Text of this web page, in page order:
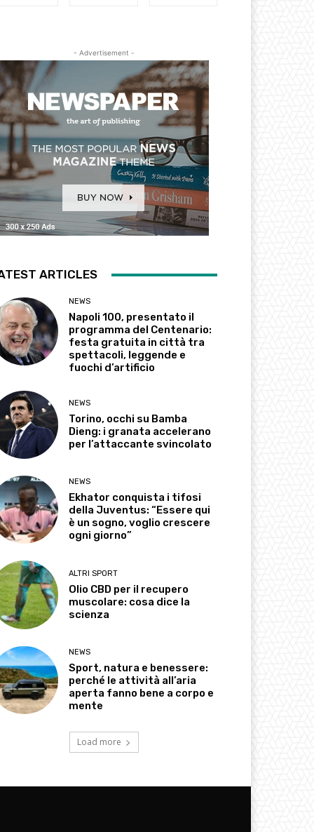
- Advertisement -
ARTICLES
NEWS
Napoli 100, presentato il
programma del Centenario:
festa gratuita in città tra
spettacoli, leggende e
fuochi d’artificio
NEWS
Torino, occhi su Bamba
Dieng: i granata accelerano
per l’attaccante svincolato
NEWS
Ekhator conquista i tifosi
della Juventus: “Essere qui
è un sogno, voglio crescere
ogni giorno”
ALTRI SPORT
Olio CBD per il recupero
muscolare: cosa dice la
scienza
NEWS
Sport, natura e benessere:
perché le attività all’aria
aperta fanno bene a corpo e
mente
Load more